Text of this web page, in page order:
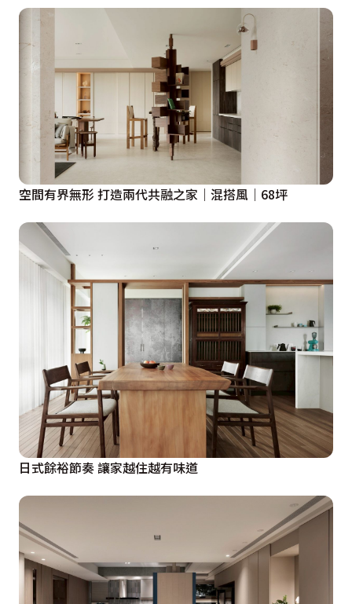
距，使門片邊緣恰巧落於凹陷處，呈顯細節美感。同時，
清透的材質，也確保了通透廣闊視野，方便家人彼此照應
關注。格柵櫃體旁改設置灰色門片的收納櫃，隱喻著空間
已然切換，也調和輕淺色調的浮動感，對側曲型牆面則改
置入半高矮櫃平衡視覺重量。
廚具前增設中島，隱性分出廚房區，亦提升機能性，而銜
接中島的大尺度餐桌，不僅是餐敘時的要角，也可作為家
人看電視、繪圖、閱讀的書桌，滿足各式需求。
私領域
主臥床頭染上暖和的奶茶橘，搭配燈光轟襯出立體感，旁
側衛浴則以隱藏門片抹除存在感，呈現俐落觀感，床尾雖
然規劃了足量機能，卻不忘以線條與局部挖空手法，淡化
量體感，營造淡然無壓的優質舒眠環境。
兒子與女兒的房間坪數與格局皆相同，兩房相鄰讓孩子
們，保持融洽互動，但仍依據兩人偏好，使用不同質材與
配色，注入個性化色彩。
空間有界無形 打造兩代共融之家｜混搭風｜68坪
日式餘裕節奏 讓家越住越有味道